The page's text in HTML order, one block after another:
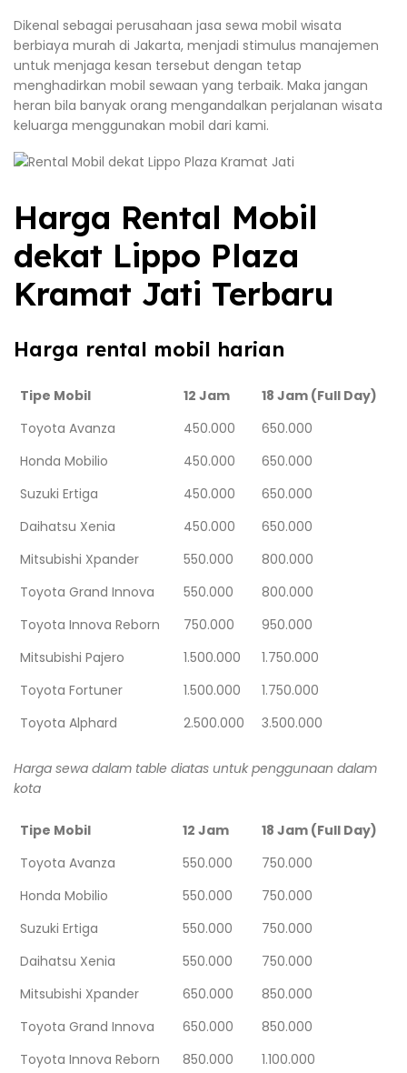
Dikenal sebagai perusahaan jasa sewa mobil wisata
berbiaya murah di Jakarta, menjadi stimulus manajemen
untuk menjaga kesan tersebut dengan tetap
menghadirkan mobil sewaan yang terbaik. Maka jangan
heran bila banyak orang mengandalkan perjalanan wisata
keluarga menggunakan mobil dari kami.
Harga Rental Mobil
dekat Lippo Plaza
Kramat Jati Terbaru
Harga rental mobil harian
Tipe Mobil 12 Jam
18 Jam (Full Day)
Toyota Avanza
450.000
650.000
Honda Mobilio
450.000
650.000
Suzuki Ertiga
450.000
650.000
Daihatsu Xenia
450.000
650.000
Mitsubishi Xpander
550.000
800.000
Toyota Grand Innova
550.000
800.000
Toyota Innova Reborn
750.000
950.000
Mitsubishi Pajero
1.500.000
1.750.000
Toyota Fortuner
1.500.000
1.750.000
Toyota Alphard
2.500.000 3.500.000
Harga sewa dalam table diatas untuk penggunaan dalam
kota
Tipe Mobil 12 Jam
18 Jam (Full Day)
Toyota Avanza
550.000
750.000
Honda Mobilio
550.000
750.000
Suzuki Ertiga
550.000
750.000
Daihatsu Xenia
550.000
750.000
Mitsubishi Xpander
650.000
850.000
Toyota Grand Innova
650.000
850.000
Toyota Innova Reborn
850.000 1.100.000